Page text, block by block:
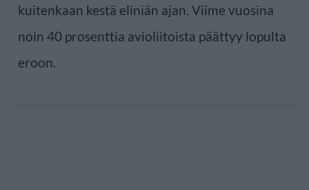
kuitenkaan kestä eliniän ajan. Viime vuosina
noin 40 prosenttia avioliitoista päättyy lopulta
eroon.